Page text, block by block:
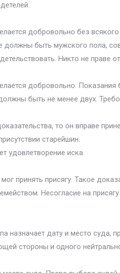
добровольно без
должны быть мужского пола,
Никто не праве
добровольно.
быть не менее двух.
то он вправе
старейшин.
удовлетворение иска.
принять присягу. Такое
Несогласие на
назначает дату и место суда,
стороны и одного